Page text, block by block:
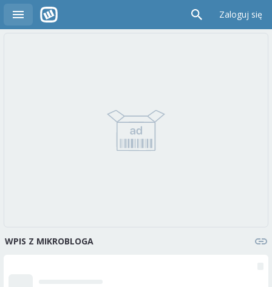
Zaloguj się
WPIS Z MIKROBLOGA